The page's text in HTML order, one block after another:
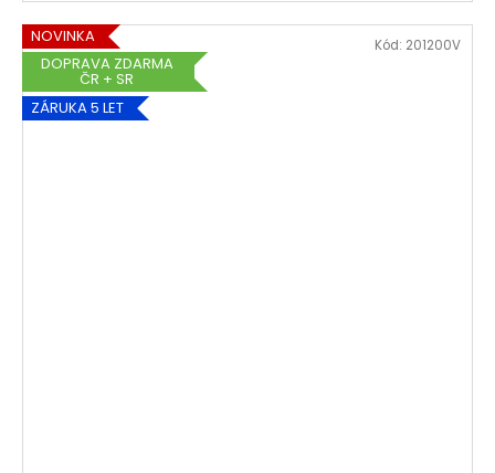
NOVINKA
DOPRAVA ZDARMA
ČR + SR
ZÁRUKA 5 LET
Kód: 201200V